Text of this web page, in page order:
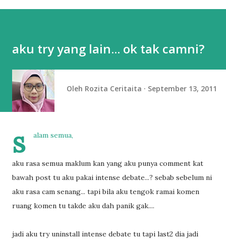
aku try yang lain... ok tak camni?
Oleh Rozita Ceritaita September 13, 2011
s alam semua,
aku rasa semua maklum kan yang aku punya comment kat
bawah post tu aku pakai intense debate...? sebab sebelum ni
aku rasa cam senang... tapi bila aku tengok ramai komen
ruang komen tu takde aku dah panik gak....
jadi aku try uninstall intense debate tu tapi last2 dia jadi